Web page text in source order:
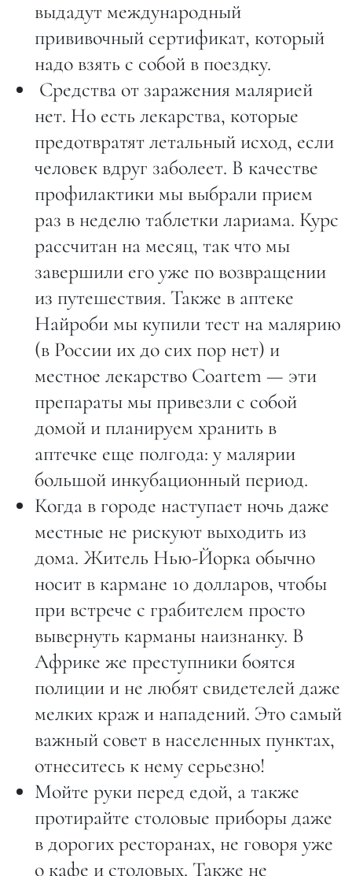
выдадут международный
прививочный сертификат, который
надо взять с собой в поездку.
Средства от заражения малярией
нет. Но есть лекарства, которые
предотвратят летальный исход, если
человек вдруг заболеет. В качестве
профилактики мы выбрали прием
раз в неделю таблетки лариама. Курс
рассчитан на месяц, так что мы
завершили его уже по возвращении
из путешествия. Также в аптеке
Найроби мы купили тест на малярию
(в России их до сих пор нет) и
местное лекарство Coartem — эти
препараты мы привезли с собой
домой и планируем хранить в
аптечке еще полгода: у малярии
большой инкубационный период.
Когда в городе наступает ночь даже
местные не рискуют выходить из
дома. Житель Нью-Йорка обычно
носит в кармане 10 долларов, чтобы
при встрече с грабителем просто
вывернуть карманы наизнанку. В
Африке же преступники боятся
полиции и не любят свидетелей даже
мелких краж и нападений. Это самый
важный совет в населенных пунктах,
отнеситесь к нему серьезно!
Мойте руки перед едой, а также
протирайте столовые приборы даже
в дорогих ресторанах, не говоря уже
о кафе и столовых. Также не